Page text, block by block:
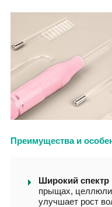
Преимущества и
Широкий спектр
прыщах,
улучшает рост